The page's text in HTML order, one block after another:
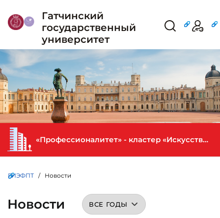
Гатчинский
государственный
университет
«Профессионалитет» - кластер «Искусство и креативная индустрия» в ГИЭФПТ
ГИЭФПТ / Новости
Новости